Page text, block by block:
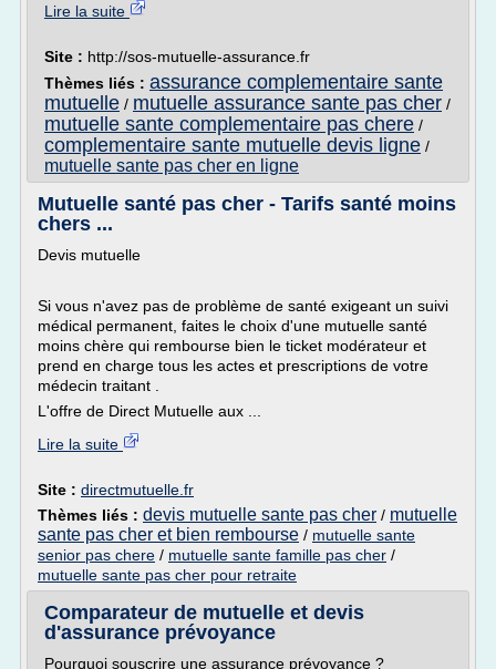
Lire la suite
Site : http://sos-mutuelle-assurance.fr
Thèmes liés : assurance complementaire sante
mutuelle / mutuelle assurance sante pas cher /
mutuelle sante complementaire pas chere /
complementaire sante mutuelle devis ligne /
mutuelle sante pas cher en ligne
Mutuelle santé pas cher - Tarifs santé moins
chers ...
Devis mutuelle
Si vous n'avez pas de problème de santé exigeant un suivi
médical permanent, faites le choix d'une mutuelle santé
moins chère qui rembourse bien le ticket modérateur et
prend en charge tous les actes et prescriptions de votre
médecin traitant .
L'offre de Direct Mutuelle aux ...
Lire la suite
Site : directmutuelle.fr
Thèmes liés : devis mutuelle sante pas cher / mutuelle
sante pas cher et bien rembourse / mutuelle sante
senior pas chere / mutuelle sante famille pas cher /
mutuelle sante pas cher pour retraite
Comparateur de mutuelle et devis
d'assurance prévoyance
Pourquoi souscrire une assurance prévoyance ?